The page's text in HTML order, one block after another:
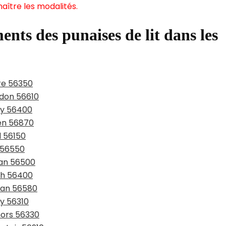
les modalités.
des punaises de lit dans les
56350
56610
56400
56870
56500
56400
56580
56310
56330